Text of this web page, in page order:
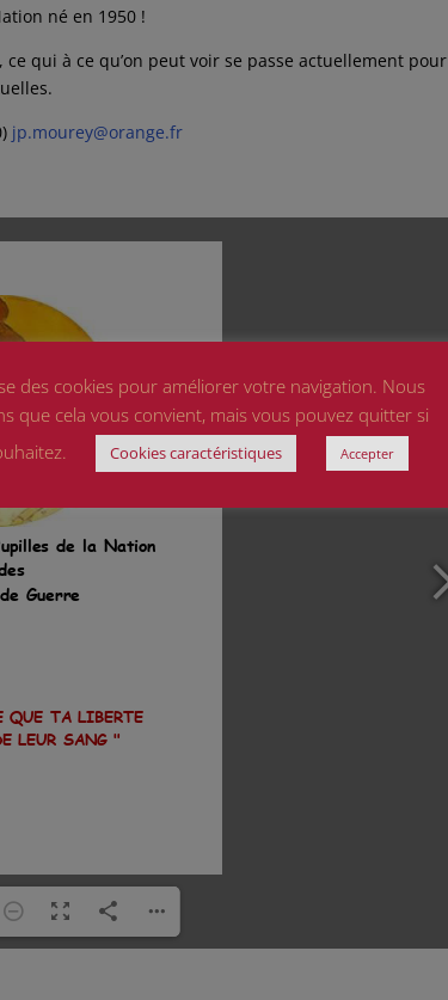
né en 1950 !
qui à ce qu’on peut voir se passe actuellement pour
jp.mourey@orange.fr
des cookies pour améliorer votre navigation. Nous
que cela vous convient, mais vous pouvez quitter si
Cookies caractéristiques Accepter